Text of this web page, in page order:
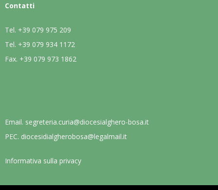
Contatti
Tel. +39 079 975 209
Tel. +39 079 934 1172
Fax. +39 079 973 1862
Email. segreteria.curia@diocesialghero-bosa.it
PEC. diocesidialgherobosa@legalmail.it
Informativa sulla privacy